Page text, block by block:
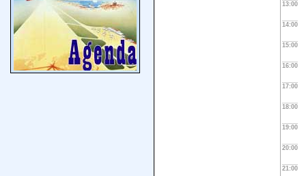
13:00
14:00
15:00
16:00
17:00
18:00
19:00
20:00
21:00